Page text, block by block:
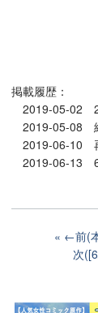
掲載履歴：
2019-05-02
2019-05-08
2019-06-10
2019-06-13
←前(
次